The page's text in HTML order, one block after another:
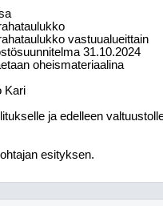
vastuualueittain
31.10.2024
oheismateriaalina
Kari
ja edelleen
esityksen.